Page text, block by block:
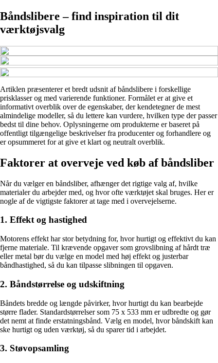
Båndslibere – find inspiration til dit
værktøjsvalg
Artiklen præsenterer et bredt udsnit af båndslibere i forskellige
prisklasser og med varierende funktioner. Formålet er at give et
informativt overblik over de egenskaber, der kendetegner de mest
almindelige modeller, så du lettere kan vurdere, hvilken type der passer
bedst til dine behov. Oplysningerne om produkterne er baseret på
offentligt tilgængelige beskrivelser fra producenter og forhandlere og
er opsummeret for at give et klart og neutralt overblik.
Faktorer at overveje ved køb af båndsliber
Når du vælger en båndsliber, afhænger det rigtige valg af, hvilke
materialer du arbejder med, og hvor ofte værktøjet skal bruges. Her er
nogle af de vigtigste faktorer at tage med i overvejelserne.
1. Effekt og hastighed
Motorens effekt har stor betydning for, hvor hurtigt og effektivt du kan
fjerne materiale. Til krævende opgaver som grovslibning af hårdt træ
eller metal bør du vælge en model med høj effekt og justerbar
båndhastighed, så du kan tilpasse slibningen til opgaven.
2. Båndstørrelse og udskiftning
Båndets bredde og længde påvirker, hvor hurtigt du kan bearbejde
større flader. Standardstørrelser som 75 x 533 mm er udbredte og gør
det nemt at finde erstatningsbånd. Vælg en model, hvor båndskift kan
ske hurtigt og uden værktøj, så du sparer tid i arbejdet.
3. Støvopsamling